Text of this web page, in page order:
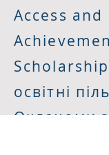
Access and
освітні
Оклахоми з